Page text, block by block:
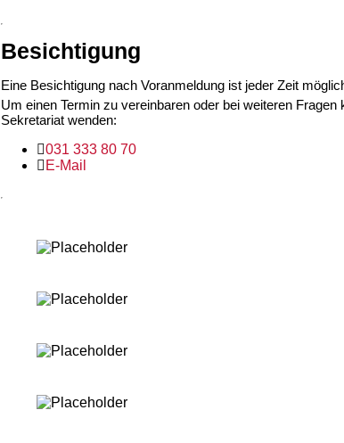
Besichtigung
Eine Besichtigung nach Voranmeldung ist jeder Zeit
Um einen Termin zu vereinbaren oder bei weiteren
Sekretariat wenden:
031 333 80 70
E-Mail